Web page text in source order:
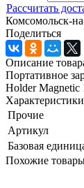
Рассчитать
Комсомольск-
Поделиться
Описание
Портативное
Holder Magnetic
Прочие
Артикул
Базовая
Похожие